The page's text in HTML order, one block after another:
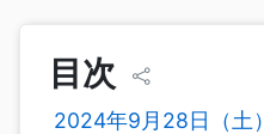
目次
2024年9月28日（土）